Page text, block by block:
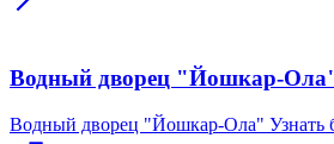
Водный дворец "Йошкар-
Водный дворец "Йошкар-Ола" Узнать